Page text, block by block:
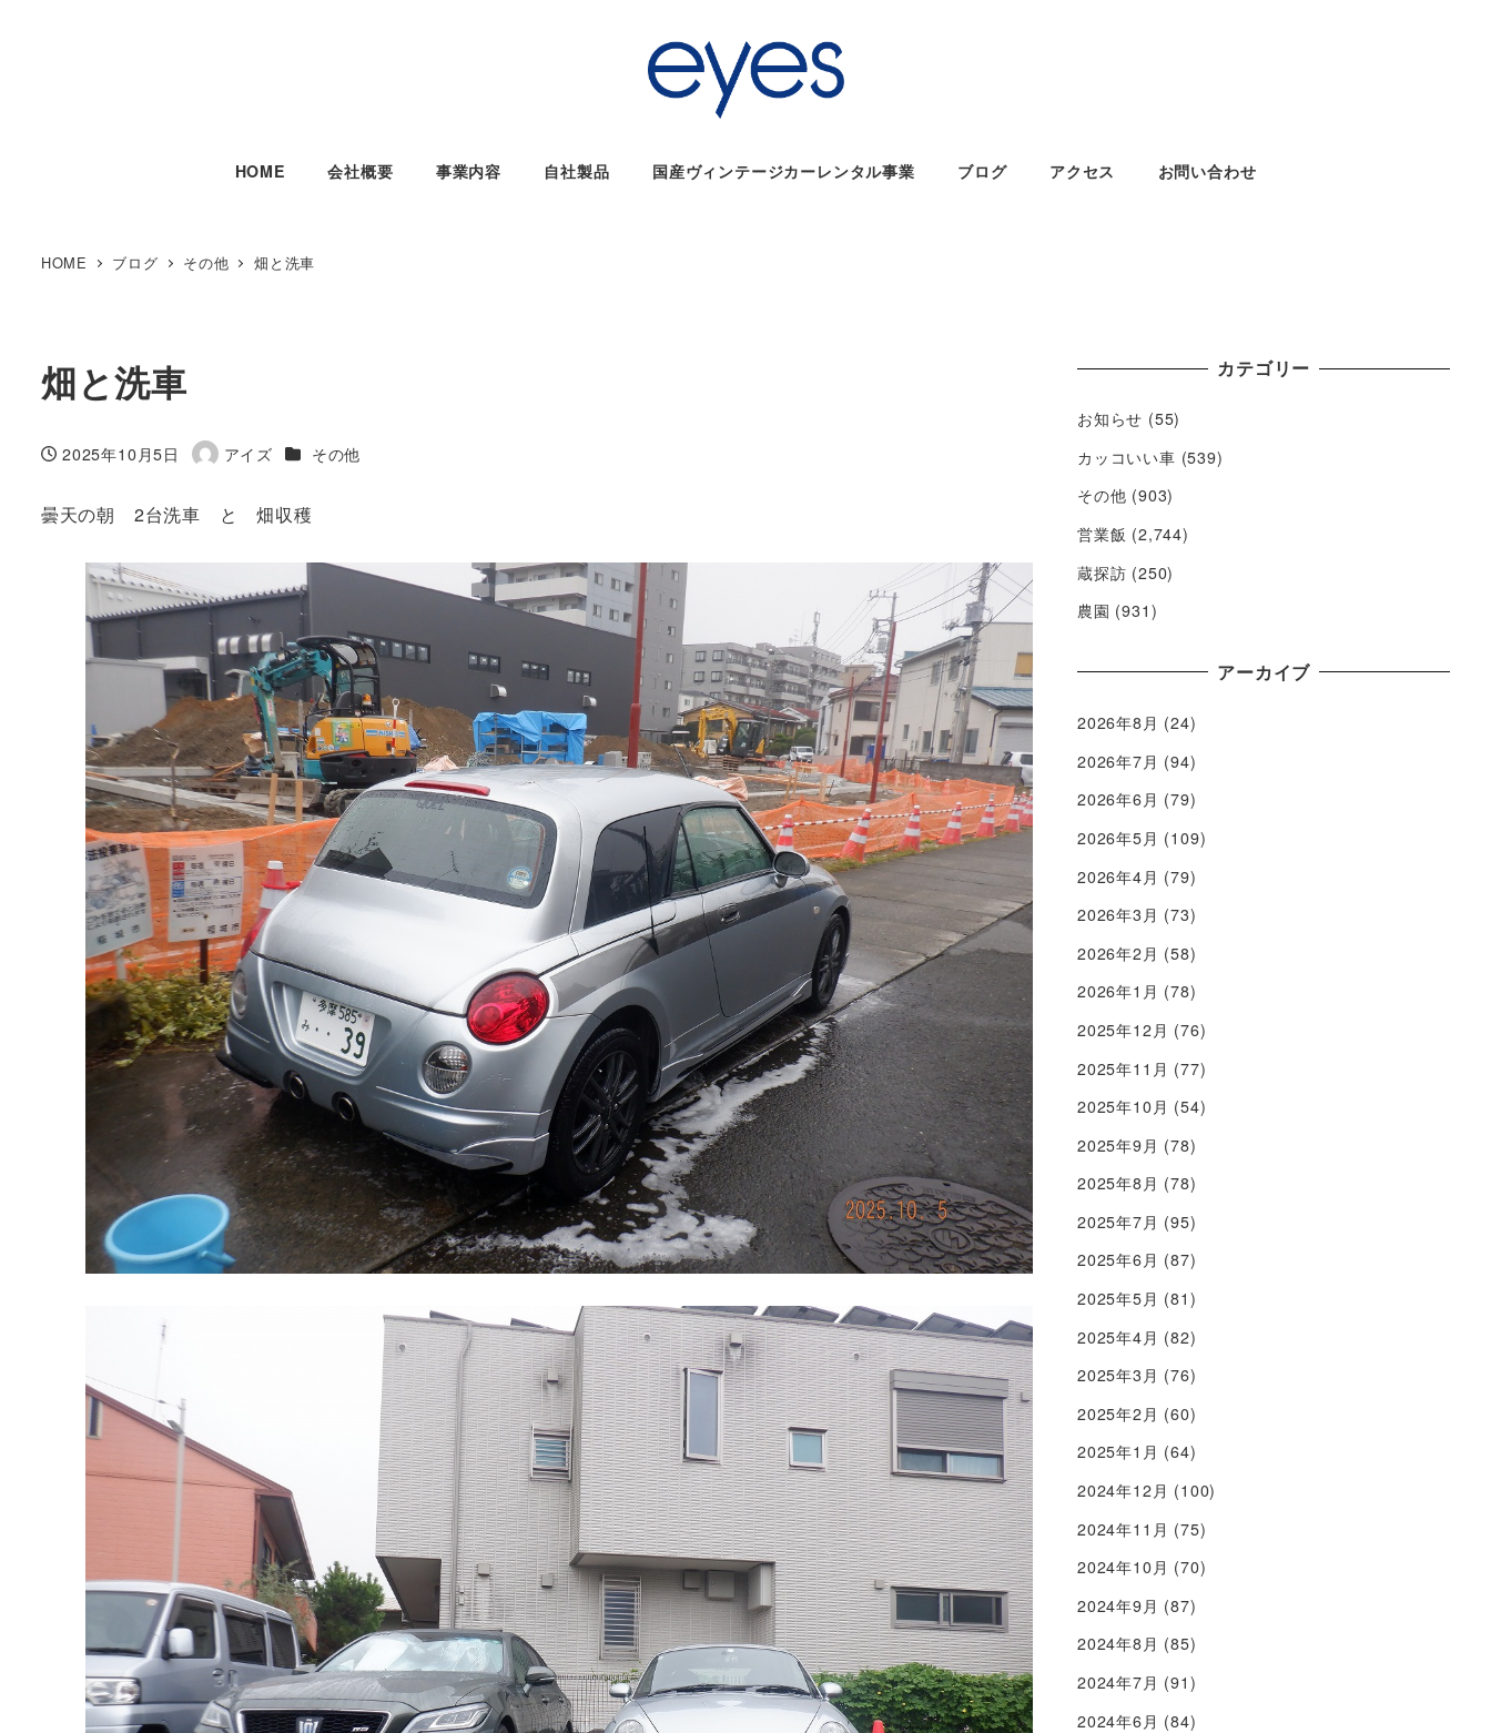
HOME 会社概要 事業内容 自社製品 国産ヴィンテージカーレンタル事業 ブログ アクセス お問い合わせ
HOME ブログ その他 畑と洗車
畑と洗車
投稿日
2025年10月5日
著
アイズ カテゴリー
その他
曇天の朝 2台洗車 と 畑収穫
カテゴリー
お知らせ (55)
カッコいい車 (539)
その他 (903)
営業飯 (2,744)
蔵探訪 (250)
農園 (931)
アーカイブ
2026年8月 (24)
2026年7月 (94)
2026年6月 (79)
2026年5月 (109)
2026年4月 (79)
2026年3月 (73)
2026年2月 (58)
2026年1月 (78)
2025年12月 (76)
2025年11月 (77)
2025年10月 (54)
2025年9月 (78)
2025年8月 (78)
2025年7月 (95)
2025年6月 (87)
2025年5月 (81)
2025年4月 (82)
2025年3月 (76)
2025年2月 (60)
2025年1月 (64)
2024年12月 (100)
2024年11月 (75)
2024年10月 (70)
2024年9月 (87)
2024年8月 (85)
2024年7月 (91)
2024年6月 (84)